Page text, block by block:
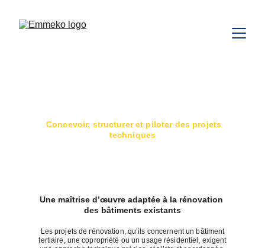
techniques
Une maîtrise d’œuvre adaptée à la rénovation
des bâtiments existants
Les projets de rénovation, qu’ils concernent un bâtiment
tertiaire, une copropriété ou un usage résidentiel, exigent